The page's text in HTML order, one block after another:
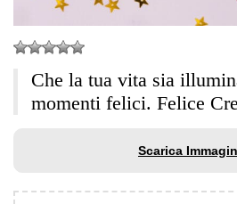
Che la tua vita sia
momenti felici. Felice
Scarica